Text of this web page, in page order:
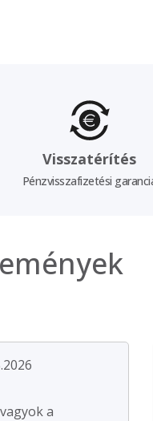
Visszatérítés
Pénzvisszafizetési
a